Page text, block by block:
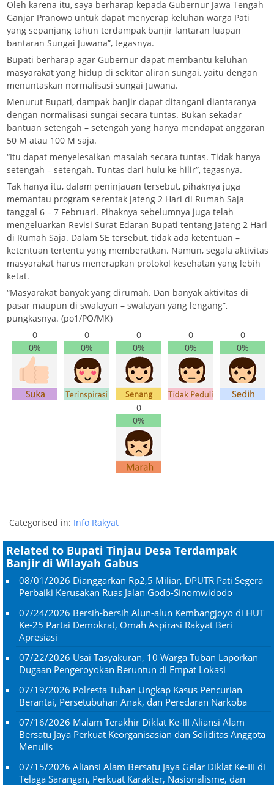
Oleh karena itu, saya berharap kepada Gubernur Jawa Tengah
Ganjar Pranowo untuk dapat menyerap keluhan warga Pati
yang sepanjang tahun terdampak banjir lantaran luapan
bantaran Sungai Juwana”, tegasnya.
Bupati berharap agar Gubernur dapat membantu keluhan
masyarakat yang hidup di sekitar aliran sungai, yaitu dengan
menuntaskan normalisasi sungai Juwana.
Menurut Bupati, dampak banjir dapat ditangani diantaranya
dengan normalisasi sungai secara tuntas. Bukan sekadar
bantuan setengah – setengah yang hanya mendapat anggaran
50 M atau 100 M saja.
“Itu dapat menyelesaikan masalah secara tuntas. Tidak hanya
setengah – setengah. Tuntas dari hulu ke hilir”, tegasnya.
Tak hanya itu, dalam peninjauan tersebut, pihaknya juga
memantau program serentak Jateng 2 Hari di Rumah Saja
tanggal 6 – 7 Februari. Pihaknya sebelumnya juga telah
mengeluarkan Revisi Surat Edaran Bupati tentang Jateng 2 Hari
di Rumah Saja. Dalam SE tersebut, tidak ada ketentuan –
ketentuan tertentu yang memberatkan. Namun, segala aktivitas
masyarakat harus menerapkan protokol kesehatan yang lebih
ketat.
“Masyarakat banyak yang dirumah. Dan banyak aktivitas di
pasar maupun di swalayan – swalayan yang lengang”,
pungkasnya. (po1/PO/MK)
0
0%
0
0%
0
0%
0
0%
0
0%
0
0%
Categorised in: Info Rakyat
Related to Bupati Tinjau Desa Terdampak
Banjir di Wilayah Gabus
08/01/2026 Dianggarkan Rp2,5 Miliar, DPUTR Pati Segera
Perbaiki Kerusakan Ruas Jalan Godo-Sinomwidodo
07/24/2026 Bersih-bersih Alun-alun Kembangjoyo di HUT
Ke-25 Partai Demokrat, Omah Aspirasi Rakyat Beri
Apresiasi
07/22/2026 Usai Tasyakuran, 10 Warga Tuban Laporkan
Dugaan Pengeroyokan Beruntun di Empat Lokasi
07/19/2026 Polresta Tuban Ungkap Kasus Pencurian
Berantai, Persetubuhan Anak, dan Peredaran Narkoba
07/16/2026 Malam Terakhir Diklat Ke-III Aliansi Alam
Bersatu Jaya Perkuat Keorganisasian dan Soliditas Anggota
Menulis
07/15/2026 Aliansi Alam Bersatu Jaya Gelar Diklat Ke-III di
Telaga Sarangan, Perkuat Karakter, Nasionalisme, dan